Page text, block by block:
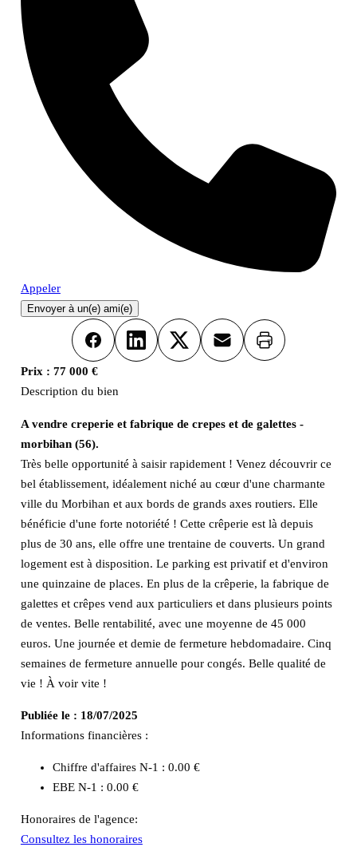
Appeler
Envoyer à un(e) ami(e)
FacebookLinkedInX Email Imprimer
Prix : 77 000 €
Description du bien
A vendre creperie et fabrique de crepes et de galettes -
morbihan (56).
Très belle opportunité à saisir rapidement ! Venez découvrir ce
bel établissement, idéalement niché au cœur d'une charmante
ville du Morbihan et aux bords de grands axes routiers. Elle
bénéficie d'une forte notoriété ! Cette crêperie est là depuis
plus de 30 ans, elle offre une trentaine de couverts. Un grand
logement est à disposition. Le parking est privatif et d'environ
une quinzaine de places. En plus de la crêperie, la fabrique de
galettes et crêpes vend aux particuliers et dans plusieurs points
de ventes. Belle rentabilité, avec une moyenne de 45 000
euros. Une journée et demie de fermeture hebdomadaire. Cinq
semaines de fermeture annuelle pour congés. Belle qualité de
vie ! À voir vite !
Publiée le : 18/07/2025
Informations financières :
Chiffre d'affaires N-1 : 0.00 €
EBE N-1 : 0.00 €
Honoraires de l'agence:
Consultez les honoraires